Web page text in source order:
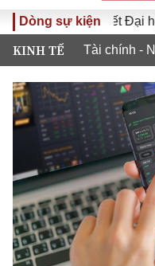
Dòng sự kiện
Nghị quyết Đại hội
KINH TẾ Tài chính -